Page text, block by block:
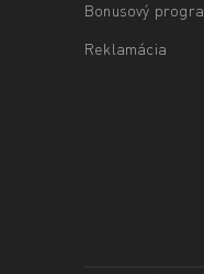
Bonusový
Reklamácia